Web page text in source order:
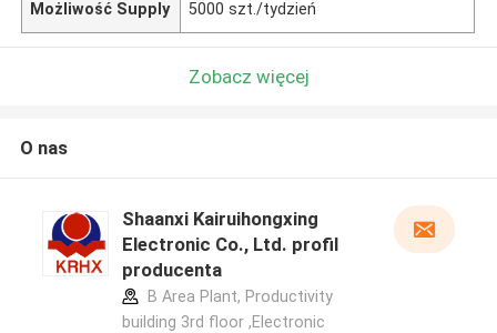
Możliwość Supply 5000 szt./tydzień
Zobacz więcej
O nas
Shaanxi Kairuihongxing
Electronic Co., Ltd. profil
producenta
B Area Plant, Productivity
building 3rd floor ,Electronic